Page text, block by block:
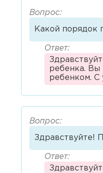
Вопрос:
Какой порядок
Ответ:
ребенка. Вы
ребенком.
Вопрос:
Здравствуйте!
Ответ: